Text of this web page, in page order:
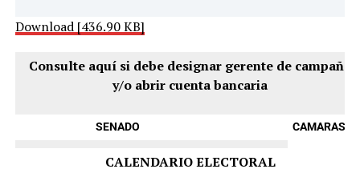
Download [436.90 KB]
Consulte aquí si debe designar gerente de campaña
y/o abrir cuenta bancaria
SENADO CAMARAS
CALENDARIO ELECTORAL